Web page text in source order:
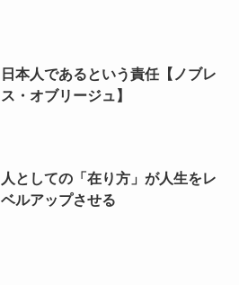
日本人であるという責任【ノブレ
ス・オブリージュ】
人としての「在り方」が人生をレ
ベルアップさせる